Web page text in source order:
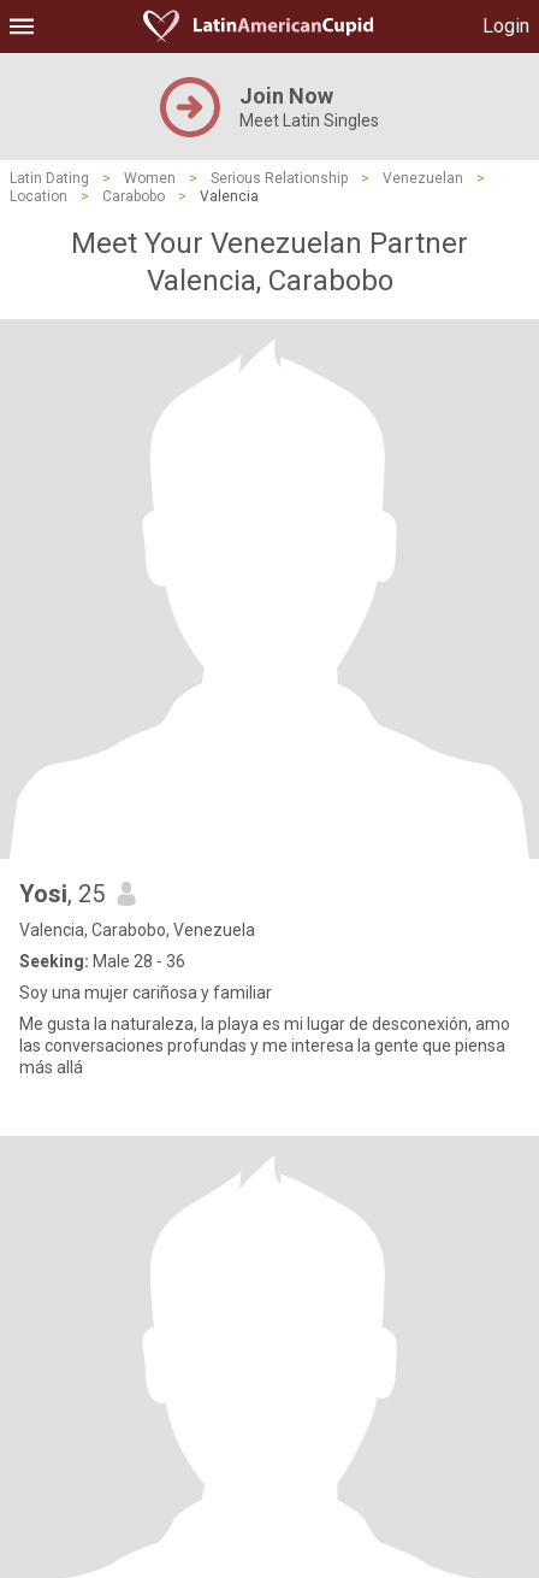
Login
Join Now
Meet Latin Singles
Latin Dating > Women > Serious Relationship > Venezuelan
>
Location
> Carabobo > Valencia
Meet Your Venezuelan Partner
Valencia, Carabobo
Yosi, 25
Valencia, Carabobo, Venezuela
Seeking: Male 28 - 36
Soy una mujer cariñosa y familiar
Me gusta la naturaleza, la playa es mi lugar de desconexión, amo
las conversaciones profundas y me interesa la gente que piensa
más allá